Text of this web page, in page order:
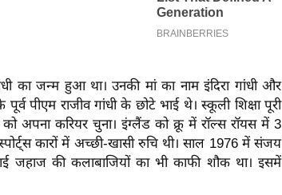
का जन्म हुआ था। उनकी मां का नाम इंदिरा गांधी और
पीएम राजीव गांधी के छोटे भाई थे। स्कूली शिक्षा पूरी
अपना करियर चुना। इंग्लैंड को क्रू में रॉल्स रॉयस में 3
कारों में अच्छी-खासी रुचि थी। साल 1976 में संजय
जहाज की कलाबाजियों का भी काफी शौक था। इसमें